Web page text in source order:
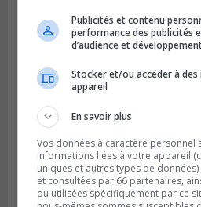
LONGUEUIL
Publié le 4 août 2026 à 06h01
Publicités et contenu
performance des publicités
d’audience et
Stocker et/ou accéder à
appareil
En savoir plus
Vos données à caractère personnel
informations liées à votre appareil
uniques et autres types de
et consultées par 66 partenaires,
ou utilisées spécifiquement par ce